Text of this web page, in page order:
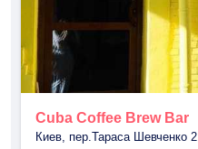
Cuba Coffee Brew Bar
Киев, пер.Тараса Шевченко 2